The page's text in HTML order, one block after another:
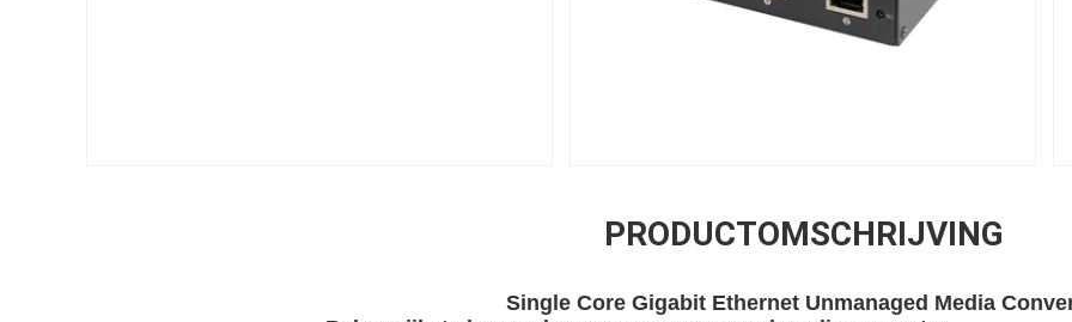
PRODUCTOMSCHRIJVING
Single Core Gigabit Ethernet Unmanaged Media